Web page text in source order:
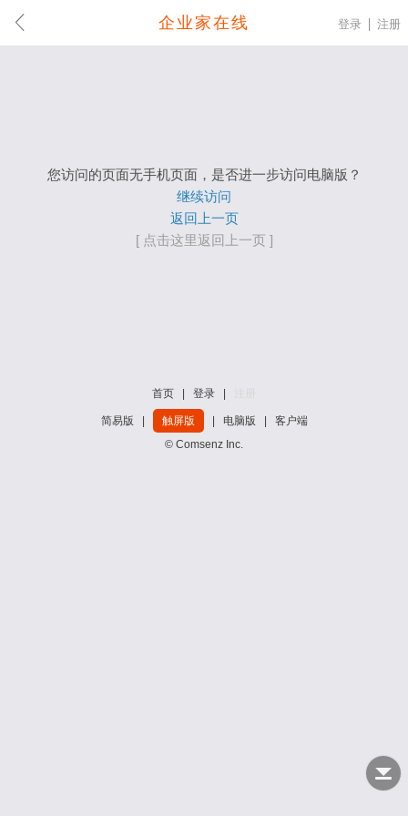
企业家在线 登录 注册
您访问的页面无手机页面，是否进一步访问电脑版？
继续访问
返回上一页
[ 点击这里返回上一页 ]
首页 登录
简易版 触屏版 电脑版
客户端
© Comsenz Inc.